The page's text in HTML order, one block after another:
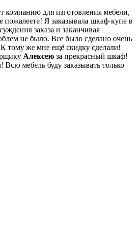
компанию для изготовления мебели,
Я заказывала шкаф-купе в
заказа и заканчивая
не было. Все было сделано очень
тому же мне ещё скидку сделали!
Алексею за прекрасный шкаф!
Всю мебель буду заказывать только